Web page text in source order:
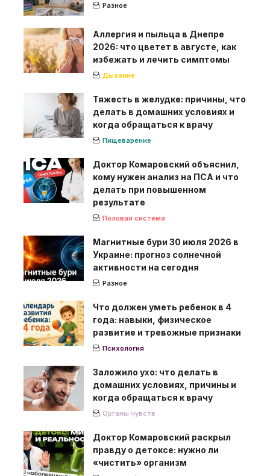
Разное
Аллергия и пыльца в Днепре
2026: что цветет в августе, как
избежать и лечить симптомы
Дыхание
Тяжесть в желудке: причины, что
делать в домашних условиях и
когда обращаться к врачу
Пищеварение
Доктор Комаровский объяснил,
кому нужен анализ на ПСА и что
делать при повышенном
результате
Половая система
Магнитные бури 30 июля 2026 в
Украине: прогноз солнечной
активности на сегодня
Разное
Что должен уметь ребенок в 4
года: навыки, физическое
развитие и тревожные признаки
Психология
Заложило ухо: что делать в
домашних условиях, причины и
когда обращаться к врачу
Органы чувств
Доктор Комаровский раскрыл
правду о детоксе: нужно ли
«чистить» организм